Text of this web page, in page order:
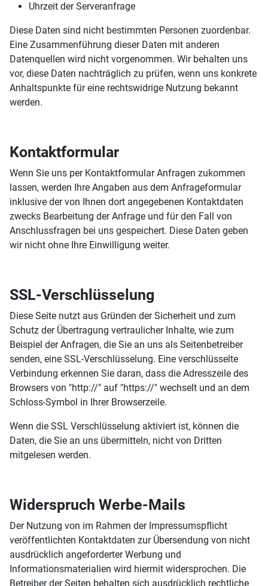
Uhrzeit der Serveranfrage
Diese Daten sind nicht bestimmten Personen zuordenbar.
Eine Zusammenführung dieser Daten mit anderen
Datenquellen wird nicht vorgenommen. Wir behalten uns
vor, diese Daten nachträglich zu prüfen, wenn uns konkrete
Anhaltspunkte für eine rechtswidrige Nutzung bekannt
werden.
Kontaktformular
Wenn Sie uns per Kontaktformular Anfragen zukommen
lassen, werden Ihre Angaben aus dem Anfrageformular
inklusive der von Ihnen dort angegebenen Kontaktdaten
zwecks Bearbeitung der Anfrage und für den Fall von
Anschlussfragen bei uns gespeichert. Diese Daten geben
wir nicht ohne Ihre Einwilligung weiter.
SSL-Verschlüsselung
Diese Seite nutzt aus Gründen der Sicherheit und zum
Schutz der Übertragung vertraulicher Inhalte, wie zum
Beispiel der Anfragen, die Sie an uns als Seitenbetreiber
senden, eine SSL-Verschlüsselung. Eine verschlüsselte
Verbindung erkennen Sie daran, dass die Adresszeile des
Browsers von "http://" auf "https://" wechselt und an dem
Schloss-Symbol in Ihrer Browserzeile.
Wenn die SSL Verschlüsselung aktiviert ist, können die
Daten, die Sie an uns übermitteln, nicht von Dritten
mitgelesen werden.
Widerspruch Werbe-Mails
Der Nutzung von im Rahmen der Impressumspflicht
veröffentlichten Kontaktdaten zur Übersendung von nicht
ausdrücklich angeforderter Werbung und
Informationsmaterialien wird hiermit widersprochen. Die
Betreiber der Seiten behalten sich ausdrücklich rechtliche